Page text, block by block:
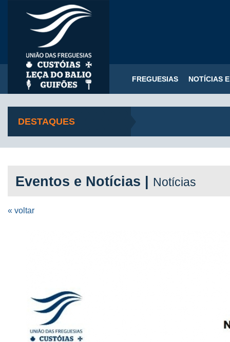
FREGUESIAS NOTÍCIAS
DESTAQUES
Eventos e Notícias | Notícias
« voltar